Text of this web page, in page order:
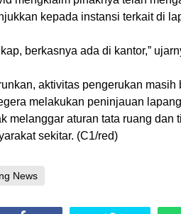
kepada instansi terkait di
berkasnya ada di kantor,”
aktivitas pengerukan masih
melakukan peninjauan
melanggar aturan tata ruang dan
sekitar. (C1/red)
News